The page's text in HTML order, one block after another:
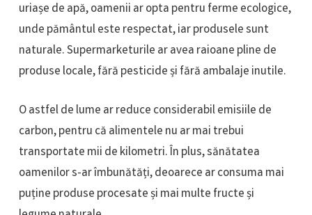
uriașe de apă, oamenii ar opta pentru ferme ecologice,
unde pământul este respectat, iar produsele sunt
naturale. Supermarketurile ar avea raioane pline de
produse locale, fără pesticide și fără ambalaje inutile.
O astfel de lume ar reduce considerabil emisiile de
carbon, pentru că alimentele nu ar mai trebui
transportate mii de kilometri. În plus, sănătatea
oamenilor s-ar îmbunătăți, deoarece ar consuma mai
puține produse procesate și mai multe fructe și